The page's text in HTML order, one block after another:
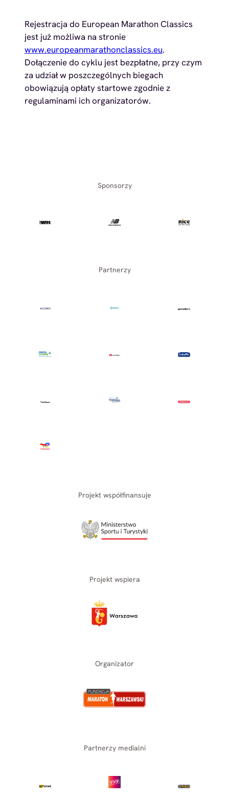
Rejestracja do European Marathon Classics
jest już możliwa na stronie
www.europeanmarathonclassics.eu.
Dołączenie do cyklu jest bezpłatne, przy czym
za udział w poszczególnych biegach
obowiązują opłaty startowe zgodnie z
regulaminami ich organizatorów.
Sponsorzy
Partnerzy
Projekt współfinansuje
Projekt wspiera
Organizator
Partnerzy medialni